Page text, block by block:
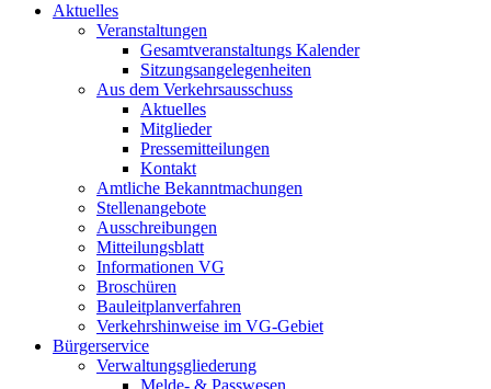
Aktuelles
Veranstaltungen
Gesamtveranstaltungs Kalender
Sitzungsangelegenheiten
Aus dem Verkehrsausschuss
Aktuelles
Mitglieder
Pressemitteilungen
Kontakt
Amtliche Bekanntmachungen
Stellenangebote
Ausschreibungen
Mitteilungsblatt
Informationen VG
Broschüren
Bauleitplanverfahren
Verkehrshinweise im VG-Gebiet
Bürgerservice
Verwaltungsgliederung
Melde- & Passwesen